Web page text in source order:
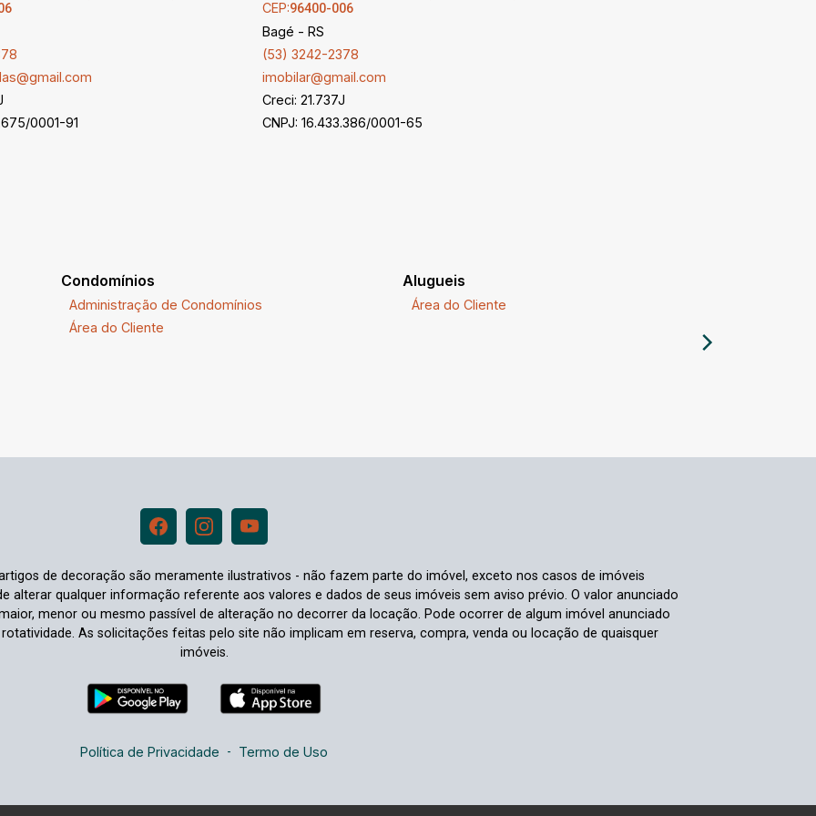
0001-91
CEP:96400-006
Bagé - RS
(53) 3242-2378
imobilar@gmail.com
Creci: 21.737J
CNPJ: 16.433.386/0001-65
Condomínios
Administração de Condomínios
Área do Cliente
Alugueis
Área do Cliente
de decoração são meramente ilustrativos - não fazem parte do imóvel, exceto nos casos de imóveis
alterar qualquer informação referente aos valores e dados de seus imóveis sem aviso prévio. O valor anunciado
menor ou mesmo passível de alteração no decorrer da locação. Pode ocorrer de algum imóvel anunciado
As solicitações feitas pelo site não implicam em reserva, compra, venda ou locação de quaisquer
imóveis.
Política de Privacidade - Termo de Uso